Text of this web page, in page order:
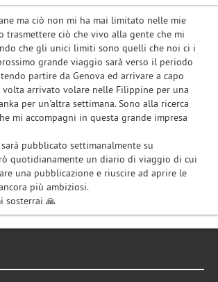
ma ciò non mi ha mai limitato nelle mie
trasmettere ciò che vivo alla gente che mi
che gli unici limiti sono quelli che noi ci i
grande viaggio sarà verso il periodo
partire da Genova ed arrivare a capo
volta arrivato volare nelle Filippine per una
per un'altra settimana. Sono alla ricerca
mi accompagni in questa grande impresa
pubblicato settimanalmente su
quotidianamente un diario di viaggio di cui
una pubblicazione e riuscire ad aprire le
più ambiziosi.
sosterrai 🙏